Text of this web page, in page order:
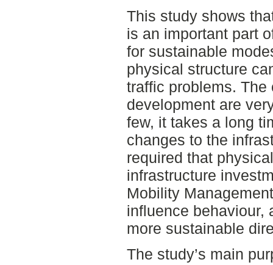
This study shows
is an important part
for sustainable
physical structure
traffic problems.
development are
few, it takes a long
changes to the
required that
infrastructure
Mobility
influence behaviour,
more sustainable
The study’s main